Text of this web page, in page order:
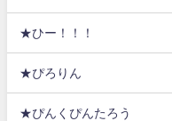
★ひー！！！
★ぴろりん
★ぴんくぴんたろう